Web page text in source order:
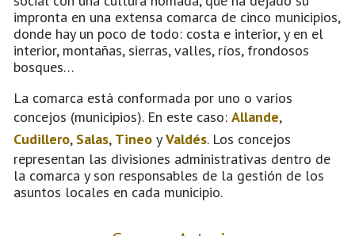
impronta en una extensa comarca de cinco municipios,
donde hay un poco de todo: costa e interior, y en el
interior, montañas, sierras, valles, ríos, frondosos
bosques…
La comarca está conformada por uno o varios
concejos (municipios). En este caso: Allande,
Cudillero, Salas, Tineo yValdés. Los concejos
representan las divisiones administrativas dentro de
la comarca y son responsables de la gestión de los
asuntos locales en cada municipio.